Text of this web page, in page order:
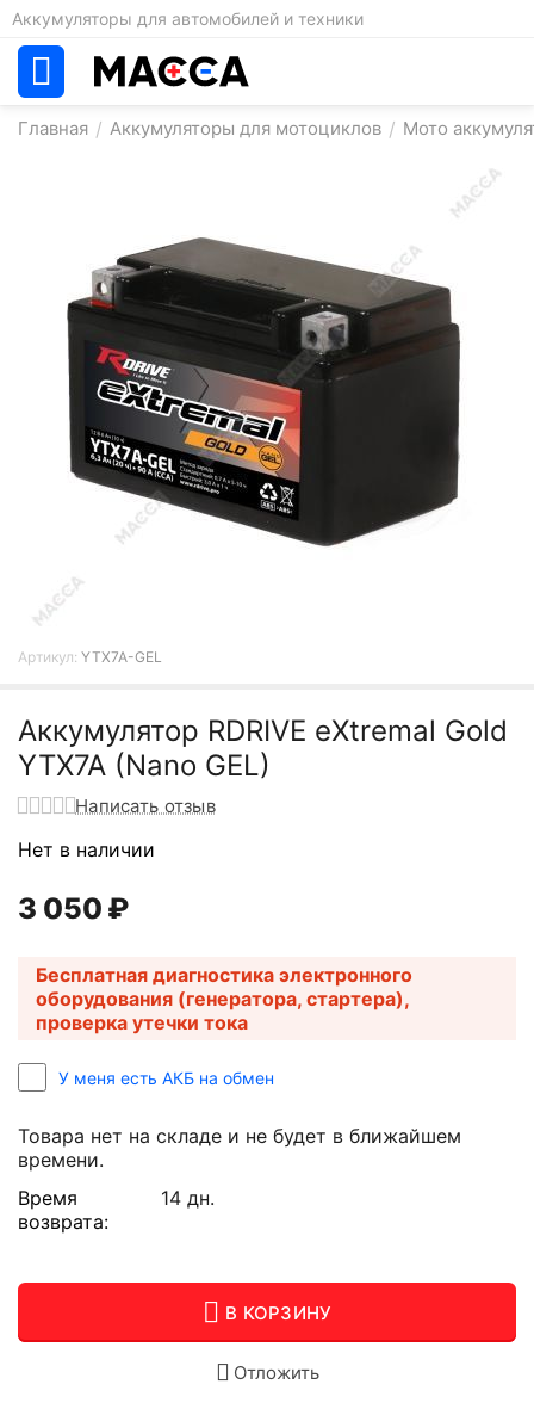
Аккумуляторы для автомобилей и техники
Главная / Аккумуляторы для мотоциклов / Мото
Артикул: YTX7A-GEL
Аккумулятор RDRIVE eXtremal Gold
YTX7A (Nano GEL)
Написать отзыв
Нет в наличии
3 050 ₽
Бесплатная диагностика электронного
оборудования (генератора, стартера),
проверка утечки тока
У меня есть АКБ на обмен
Товара нет на складе и не будет в ближайшем
времени.
Время
возврата:
14 дн.
В КОРЗИНУ
Отложить